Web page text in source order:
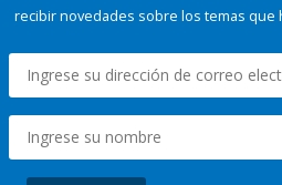
recibir novedades sobre los temas que